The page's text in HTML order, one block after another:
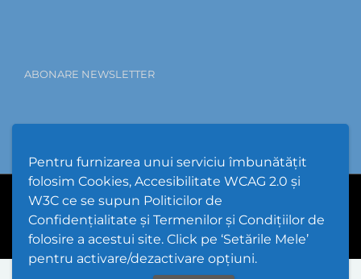
Pentru furnizarea unui serviciu îmbunătățit
folosim Cookies, Accesibilitate WCAG 2.0 și
W3C ce se supun Politicilor de
Confidențialitate și Termenilor și Condițiilor de
folosire a acestui site. Click pe ‘Setările Mele’
pentru activare/dezactivare opțiuni.
ABONARE NEWSLETTER
Hartă Website